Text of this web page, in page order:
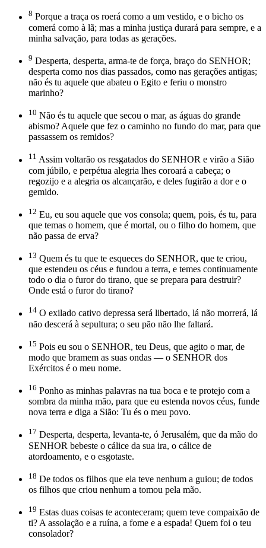
8 Porque a traça os roerá como a um vestido, e o bicho os
comerá como à lã; mas a minha justiça durará para sempre, e a
minha salvação, para todas as gerações.
9 Desperta, desperta, arma-te de força, braço do SENHOR;
desperta como nos dias passados, como nas gerações antigas;
não és tu aquele que abateu o Egito e feriu o monstro
marinho?
10 Não és tu aquele que secou o mar, as águas do grande
abismo? Aquele que fez o caminho no fundo do mar, para que
passassem os remidos?
11 Assim voltarão os resgatados do SENHOR e virão a Sião
com júbilo, e perpétua alegria lhes coroará a cabeça; o
regozijo e a alegria os alcançarão, e deles fugirão a dor e o
gemido.
12 Eu, eu sou aquele que vos consola; quem, pois, és tu, para
que temas o homem, que é mortal, ou o filho do homem, que
não passa de erva?
13 Quem és tu que te esqueces do SENHOR, que te criou,
que estendeu os céus e fundou a terra, e temes continuamente
todo o dia o furor do tirano, que se prepara para destruir?
Onde está o furor do tirano?
14 O exilado cativo depressa será libertado, lá não morrerá, lá
não descerá à sepultura; o seu pão não lhe faltará.
15 Pois eu sou o SENHOR, teu Deus, que agito o mar, de
modo que bramem as suas ondas — o SENHOR dos
Exércitos é o meu nome.
16 Ponho as minhas palavras na tua boca e te protejo com a
sombra da minha mão, para que eu estenda novos céus, funde
nova terra e diga a Sião: Tu és o meu povo.
17 Desperta, desperta, levanta-te, ó Jerusalém, que da mão do
SENHOR bebeste o cálice da sua ira, o cálice de
atordoamento, e o esgotaste.
18 De todos os filhos que ela teve nenhum a guiou; de todos
os filhos que criou nenhum a tomou pela mão.
19 Estas duas coisas te aconteceram; quem teve compaixão de
ti? A assolação e a ruína, a fome e a espada! Quem foi o teu
consolador?